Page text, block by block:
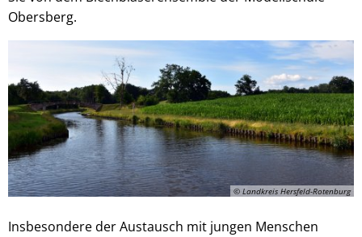
Obersberg.
© Landkreis Hersfeld-Rotenburg
Insbesondere der Austausch mit jungen Menschen